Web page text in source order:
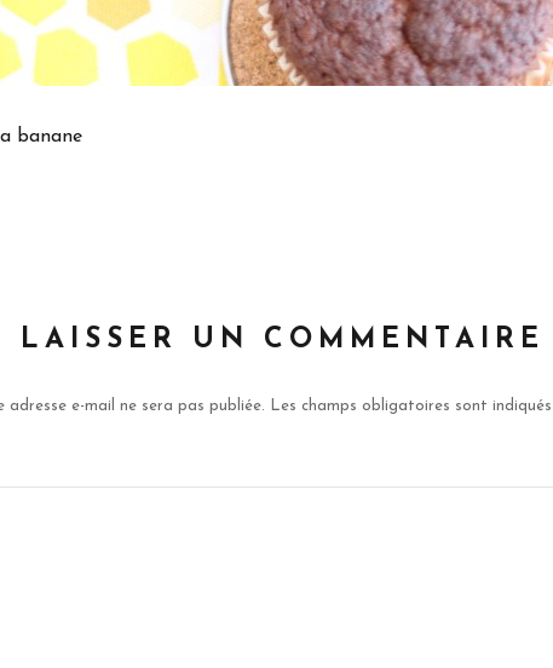
banane
LAISSER UN COMMENTAIRE
adresse e-mail ne sera pas publiée. Les champs obligatoires sont